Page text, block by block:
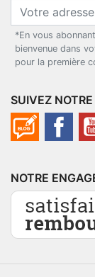
*En vous
bienvenue dans
pour la première
SUIVEZ
NOTRE